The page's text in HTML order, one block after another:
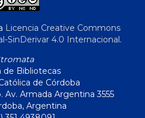
Licencia Creative Commons
SinDerivar 4.0 Internacional.
de Bibliotecas
de Córdoba
Av. Armada Argentina 3555
Argentina